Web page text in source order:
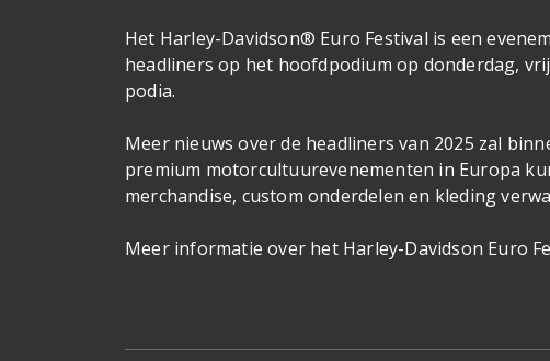
Het Harley-Davidson® Euro Festival is een
headliners op het hoofdpodium op donderdag,
podia.
Meer nieuws over de headliners van 2025 zal
premium motorcultuurevenementen in Europa
merchandise, custom onderdelen en kleding
Meer informatie over het Harley-Davidson Euro